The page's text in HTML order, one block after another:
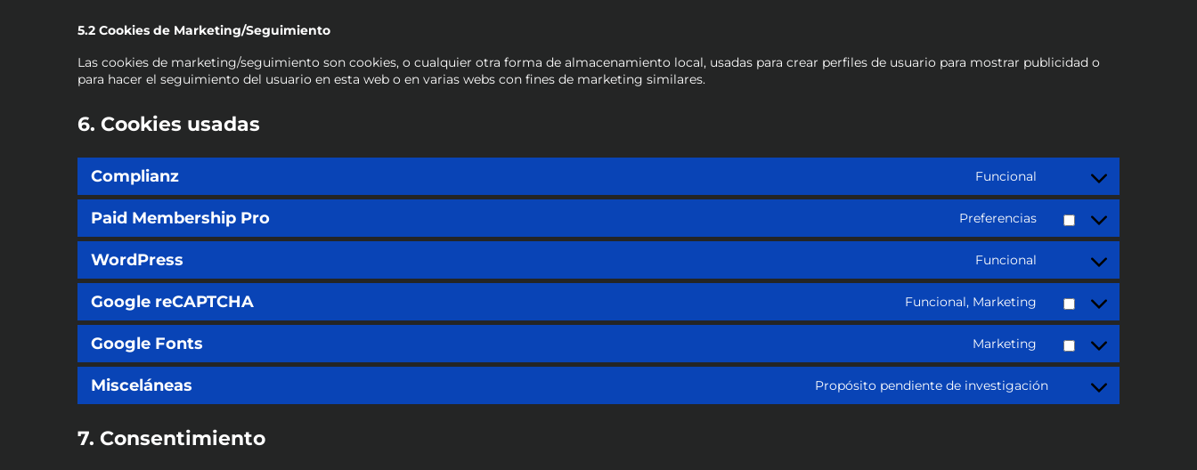
5.2 Cookies de Marketing/Seguimiento
Las cookies de marketing/seguimiento son cookies, o cualquier otra forma de almacenamiento local, usadas para crear perfiles de usuario para mostrar publicidad o
para hacer el seguimiento del usuario en esta web o en varias webs con fines de marketing similares.
6. Cookies usadas
Complianz Funcional
Paid Membership Pro Preferencias
WordPress Funcional
Google reCAPTCHA Funcional, Marketing
Google Fonts Marketing
Misceláneas Propósito pendiente de investigación
7. Consentimiento